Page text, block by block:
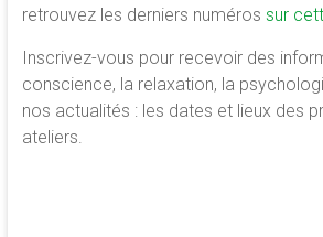
retrouvez les derniers numéros sur
Inscrivez-vous pour recevoir des
conscience, la relaxation, la
nos actualités : les dates et lieux des
ateliers.